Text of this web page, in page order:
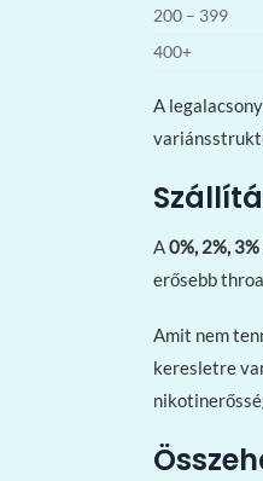
200 – 399
400+
A
A0%, 2%,
erősebb
Amit nem
keresletre